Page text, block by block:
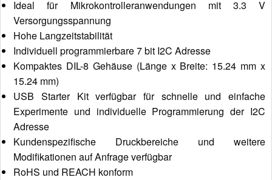
Ideal für Mikrokontrolleranwendungen mit 3.3 V
Versorgungsspannung
Hohe Langzeitstabilität
Individuell programmierbare 7 bit I2C Adresse
Kompaktes DIL-8 Gehäuse (Länge x Breite: 15.24 mm x
15.24 mm)
USB Starter Kit verfügbar für schnelle und einfache
Experimente und individuelle Programmierung der I2C
Adresse
Kundenspezifische Druckbereiche und weitere
Modifikationen auf Anfrage verfügbar
RoHS und REACH konform